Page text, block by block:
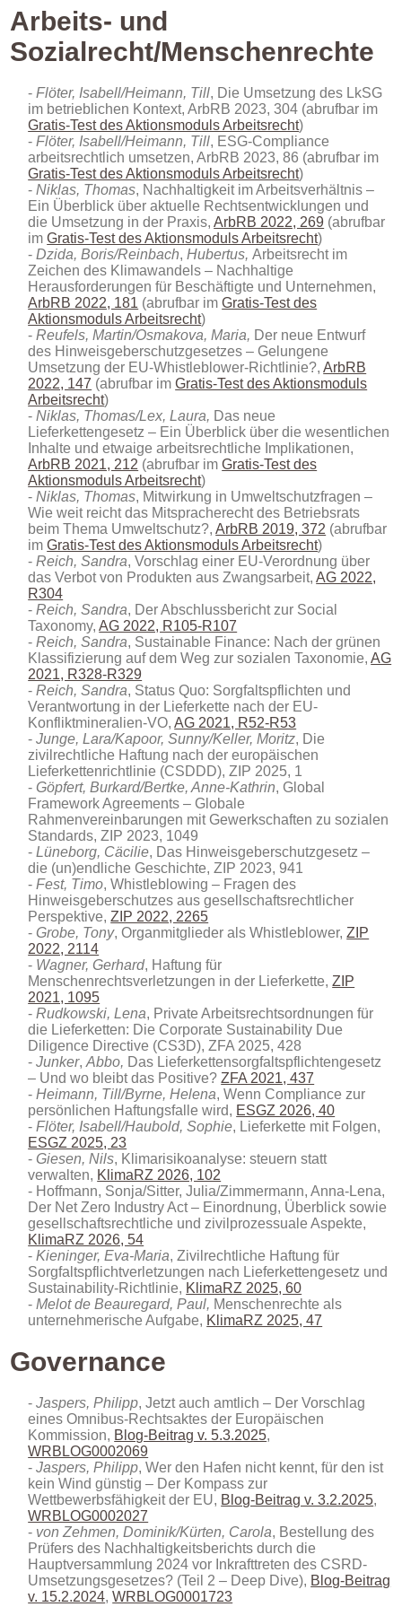
Arbeits- und
Sozialrecht/Menschenrechte
Flöter, Isabell/Heimann, Till, Die Umsetzung des LkSG
im betrieblichen Kontext, ArbRB 2023, 304 (abrufbar im
Gratis-Test des Aktionsmoduls Arbeitsrecht)
Flöter, Isabell/Heimann, Till, ESG-Compliance
arbeitsrechtlich umsetzen, ArbRB 2023, 86 (abrufbar im
Gratis-Test des Aktionsmoduls Arbeitsrecht)
Niklas, Thomas, Nachhaltigkeit im Arbeitsverhältnis –
Ein Überblick über aktuelle Rechtsentwicklungen und
die Umsetzung in der Praxis,ArbRB 2022, 269 (abrufbar
imGratis-Test des Aktionsmoduls Arbeitsrecht)
Dzida, Boris/Reinbach,Hubertus,Arbeitsrecht im
Zeichen des Klimawandels – Nachhaltige
Herausforderungen für Beschäftigte und Unternehmen,
ArbRB 2022, 181 (abrufbar imGratis-Test des
Aktionsmoduls Arbeitsrecht)
Reufels, Martin/Osmakova, Maria, Der neue Entwurf
des Hinweisgeberschutzgesetzes – Gelungene
Umsetzung der EU-Whistleblower-Richtlinie?,ArbRB
2022, 147 (abrufbar imGratis-Test des Aktionsmoduls
Arbeitsrecht)
Niklas, Thomas/Lex, Laura, Das neue
Lieferkettengesetz – Ein Überblick über die wesentlichen
Inhalte und etwaige arbeitsrechtliche Implikationen,
ArbRB 2021, 212 (abrufbar imGratis-Test des
Aktionsmoduls Arbeitsrecht)
Niklas, Thomas, Mitwirkung in Umweltschutzfragen –
Wie weit reicht das Mitspracherecht des Betriebsrats
beim Thema Umweltschutz?,ArbRB 2019, 372 (abrufbar
imGratis-Test des Aktionsmoduls Arbeitsrecht)
Reich, Sandra, Vorschlag einer EU-Verordnung über
das Verbot von Produkten aus Zwangsarbeit,AG 2022,
R304
Reich, Sandra, Der Abschlussbericht zur Social
Taxonomy,AG 2022, R105-R107
Reich, Sandra, Sustainable Finance: Nach der grünen
Klassifizierung auf dem Weg zur sozialen Taxonomie,AG
2021, R328-R329
Reich, Sandra, Status Quo: Sorgfaltspflichten und
Verantwortung in der Lieferkette nach der EU-
Konfliktmineralien-VO,AG 2021, R52-R53
Junge, Lara/Kapoor, Sunny/Keller, Moritz, Die
zivilrechtliche Haftung nach der europäischen
Lieferkettenrichtlinie (CSDDD), ZIP 2025, 1
Göpfert, Burkard/Bertke, Anne-Kathrin, Global
Framework Agreements – Globale
Rahmenvereinbarungen mit Gewerkschaften zu sozialen
Standards, ZIP 2023, 1049
Lüneborg, Cäcilie, Das Hinweisgeberschutzgesetz –
die (un)endliche Geschichte, ZIP 2023, 941
Fest, Timo, Whistleblowing – Fragen des
Hinweisgeberschutzes aus gesellschaftsrechtlicher
Perspektive,ZIP 2022, 2265
Grobe, Tony, Organmitglieder als Whistleblower,ZIP
2022, 2114
Wagner, Gerhard, Haftung für
Menschenrechtsverletzungen in der Lieferkette,ZIP
2021, 1095
Rudkowski, Lena, Private Arbeitsrechtsordnungen für
die Lieferketten: Die Corporate Sustainability Due
Diligence Directive (CS3D), ZFA 2025, 428
Junker,Abbo, Das Lieferkettensorgfaltspflichtengesetz
– Und wo bleibt das Positive?ZFA 2021, 437
Heimann, Till/Byrne, Helena, Wenn Compliance zur
persönlichen Haftungsfalle wird, ESGZ 2026, 40
Flöter, Isabell/Haubold, Sophie, Lieferkette mit Folgen,
ESGZ 2025, 23
Giesen, Nils, Klimarisikoanalyse: steuern statt
verwalten, KlimaRZ 2026, 102
Hoffmann, Sonja/Sitter, Julia/Zimmermann, Anna-Lena,
Der Net Zero Industry Act – Einordnung, Überblick sowie
gesellschaftsrechtliche und zivilprozessuale Aspekte,
KlimaRZ 2026, 54
Kieninger, Eva-Maria, Zivilrechtliche Haftung für
Sorgfaltspflichtverletzungen nach Lieferkettengesetz und
Sustainability-Richtlinie, KlimaRZ 2025, 60
Melot de Beauregard, Paul, Menschenrechte als
unternehmerische Aufgabe, KlimaRZ 2025, 47
Governance
Jaspers, Philipp, Jetzt auch amtlich – Der Vorschlag
eines Omnibus-Rechtsaktes der Europäischen
Kommission, Blog-Beitrag v. 5.3.2025,
WRBLOG0002069
Jaspers, Philipp, Wer den Hafen nicht kennt, für den ist
kein Wind günstig – Der Kompass zur
Wettbewerbsfähigkeit der EU, Blog-Beitrag v. 3.2.2025,
WRBLOG0002027
von Zehmen, Dominik/Kürten, Carola, Bestellung des
Prüfers des Nachhaltigkeitsberichts durch die
Hauptversammlung 2024 vor Inkrafttreten des CSRD-
Umsetzungsgesetzes? (Teil 2 – Deep Dive), Blog-Beitrag
v. 15.2.2024,WRBLOG0001723